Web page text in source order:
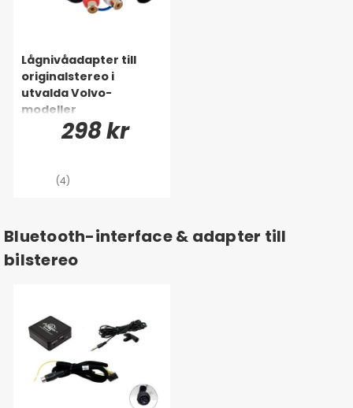
Lågnivåadapter till
originalstereo i
utvalda Volvo-
modeller
298 kr
(4)
Bluetooth-interface & adapter till
bilstereo